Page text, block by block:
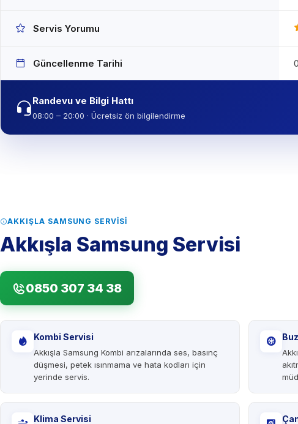
Servis Yorumu
Güncellenme Tarihi
Randevu ve Bilgi Hattı
08:00 – 20:00 · Ücretsiz ön bilgilendirme
AKKIŞLA SAMSUNG SERVISI
Akkışla Samsung Servisi
0850 307 34 38
Kombi Servisi
Akkışla Samsung Kombi arızalarında ses, basınç
düşmesi, petek ısınmama ve hata kodları için
yerinde servis.
Klima Servisi